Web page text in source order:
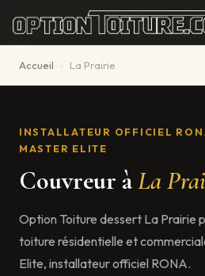
Accueil › La Prairie
INSTALLATEUR OFFICIEL
MASTER ELITE
Couvreur àLa
Option Toiture dessert La Prairie
toiture résidentielle et
Elite, installateur officiel RONA.